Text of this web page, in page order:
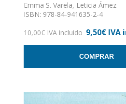
Emma S. Varela, Leticia Ámez
ISBN: 978-84-941635-2-4
Nº de páginas: 34
10,00€ IVA incluido 9,50€ IVA
COMPRAR